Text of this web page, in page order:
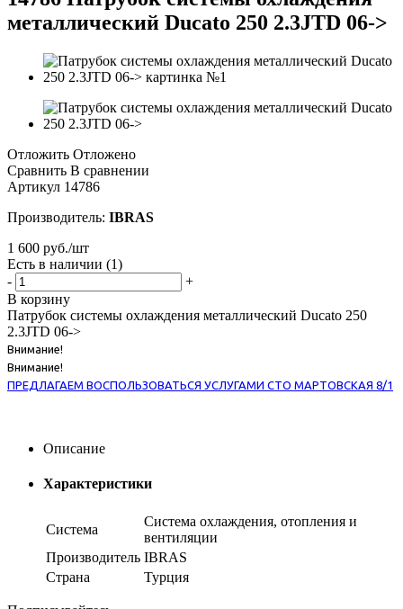
металлический Ducato 250 2.3JTD 06->
Отложить Отложено
Сравнить В сравнении
Артикул 14786
Производитель: IBRAS
1 600 руб./шт
Есть в наличии (1)
-
+
В корзину
Патрубок системы охлаждения металлический Ducato 250
2.3JTD 06->
Внимание!
Внимание!
ПРЕДЛАГАЕМ ВОСПОЛЬЗОВАТЬСЯ УСЛУГАМИ СТО МАРТОВСКАЯ 8/1
Описание
Характеристики
Система
Система охлаждения, отопления и
вентиляции
Производитель IBRAS
Страна
Турция